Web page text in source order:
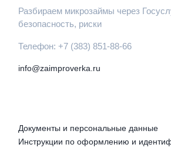
Разбираем микрозаймы через
безопасность, риски
Телефон: +7 (383) 851-88-66
info@zaimproverka.ru
Документы и персональные данные
Инструкции по оформлению и